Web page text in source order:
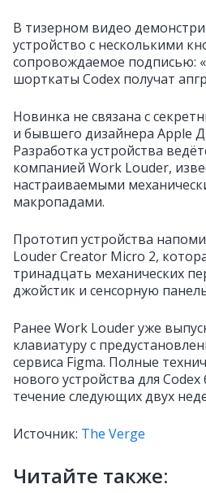
В тизерном видео
устройство с несколькими
сопровождаемое подписью:
шорткаты Codex получат
Новинка не связана с
и бывшего дизайнера Apple
Разработка устройства
компанией Work Louder,
настраиваемыми
макропадами.
Прототип устройства
Louder Creator Micro 2,
тринадцать механических
джойстик и сенсорную
Ранее Work Louder уже
клавиатуру с
сервиса Figma. Полные
нового устройства для
течение следующих двух
Источник: The Verge
Читайте также: